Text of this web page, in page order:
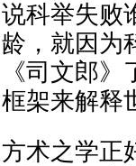
说科举失败
龄，就因为
《司文郎
框架来解释
方术之学正